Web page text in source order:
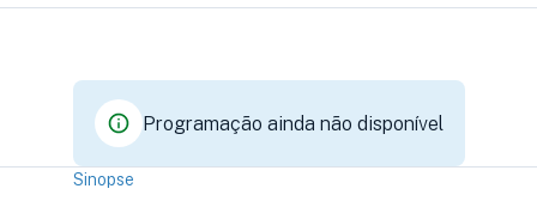
Programação ainda não disponível
Sinopse